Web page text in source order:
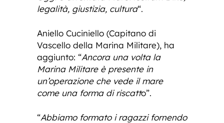
legalità, giustizia, cultura“.
Aniello Cuciniello (Capitano di
Vascello della Marina Militare), ha
aggiunto: “Ancora una volta la
Marina Militare è presente in
un’operazione che vede il mare
come una forma di riscatto”.
“Abbiamo formato i ragazzi fornendo